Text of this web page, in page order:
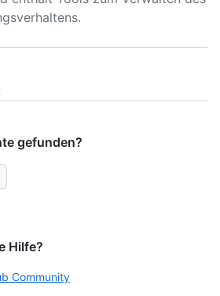
gefunden?
Hilfe?
Community